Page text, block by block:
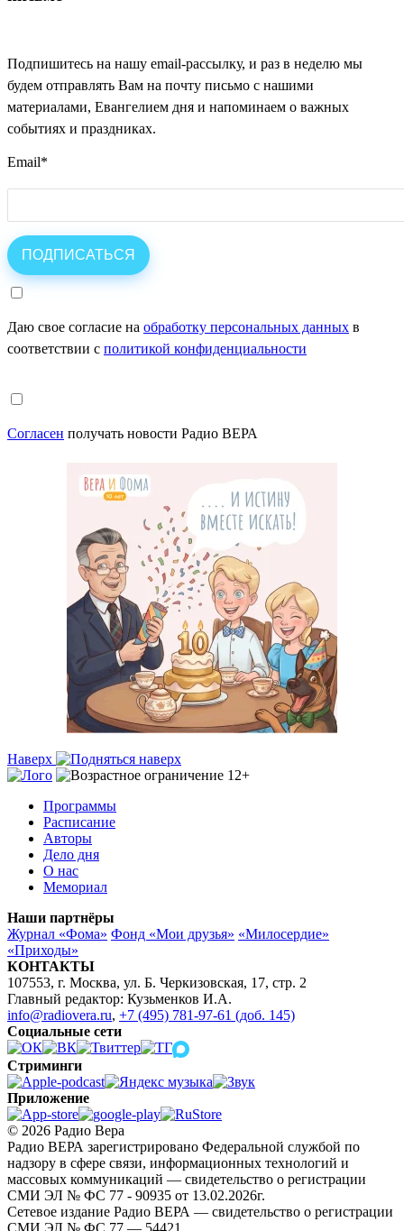
Подпишитесь на нашу email-рассылку, и раз в неделю мы
будем отправлять Вам на почту письмо с нашими
материалами, Евангелием дня и напоминаем о важных
событиях и праздниках.
Email*
Даю свое согласие на обработку персональных данных в
соответствии с политикой конфиденциальности
Согласен получать новости Радио ВЕРА
Наверх
Программы
Расписание
Авторы
Дело дня
О нас
Мемориал
Наши партнёры
Журнал «Фома» Фонд «Мои друзья» «Милосердие»
«Приходы»
КОНТАКТЫ
107553, г. Москва, ул. Б. Черкизовская, 17, стр. 2
Главный редактор: Кузьменков И.А.
info@radiovera.ru, +7 (495) 781-97-61 (доб. 145)
Социальные сети
Стриминги
Приложение
© 2026 Радио Вера
Радио ВЕРА зарегистрировано Федеральной службой по
надзору в сфере связи, информационных технологий и
массовых коммуникаций — свидетельство о регистрации
СМИ ЭЛ № ФС 77 - 90935 от 13.02.2026г.
Сетевое издание Радио ВЕРА — свидетельство о регистрации
СМИ ЭЛ № ФС 77 — 54421.